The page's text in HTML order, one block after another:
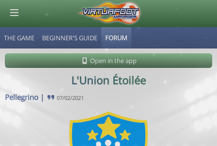
THE GAME BEGINNER'S GUIDE FORUM
Open in the app
L'Union Étoilée
Pellegrino | 07/02/2021
© Virtuafoot Manager by Aymeric Le Corre 202608071626